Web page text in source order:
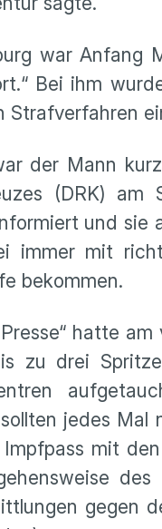
war Anfang
Bei ihm
Strafverfahren
der Mann
(DRK)
und sie
immer mit
bekommen.
hatte
zu drei
jedes
mit
gegen